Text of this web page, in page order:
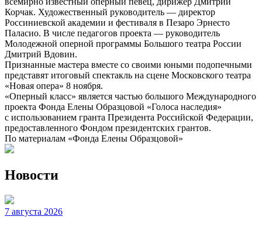
Корчак. Художественный руководитель — директор
Россиниевской академии и фестиваля в Пезаро Эрнесто
Паласио. В числе педагогов проекта — руководитель
Молодежной оперной программы Большого театра России
Дмитрий Вдовин.
Признанные мастера вместе со своими юными подопечными
представят итоговый спектакль на сцене Московского театра
«Новая опера» 8 ноября.
«Оперный класс» является частью большого Международного
проекта Фонда Елены Образцовой «Голоса наследия»
с использованием гранта Президента Российской Федерации,
предоставленного Фондом президентских грантов.
По материалам «Фонда Елены Образцовой»
Новости
7 августа 2026